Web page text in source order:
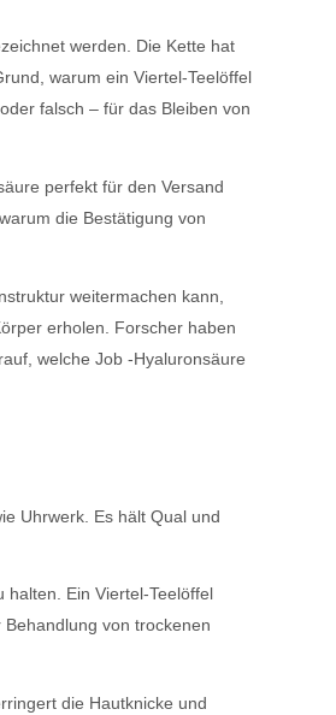
werden. Die Kette hat
warum ein Viertel-Teelöffel
falsch – für das Bleiben von
perfekt für den Versand
die Bestätigung von
weitermachen kann,
erholen. Forscher haben
welche Job -Hyaluronsäure
Uhrwerk. Es hält Qual und
halten. Ein Viertel-Teelöffel
von trockenen
die Hautknicke und